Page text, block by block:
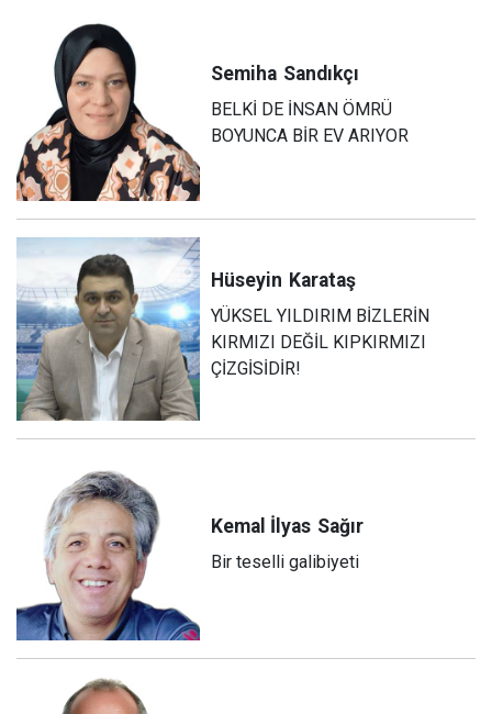
Semiha Sandıkçı
BELKİ DE İNSAN ÖMRÜ
BOYUNCA BİR EV ARIYOR
Hüseyin Karataş
YÜKSEL YILDIRIM BİZLERİN
KIRMIZI DEĞİL KIPKIRMIZI
ÇİZGİSİDİR!
Kemal İlyas Sağır
Bir teselli galibiyeti